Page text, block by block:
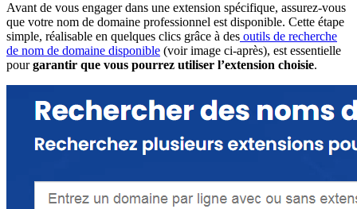
Avant de vous engager dans une extension spécifique, assurez-vous
que votre nom de domaine professionnel est disponible. Cette étape
simple, réalisable en quelques clics grâce à des outils de recherche
de nom de domaine disponible (voir image ci-après), est essentielle
pourgarantir que vous pourrez utiliser l’extension choisie.